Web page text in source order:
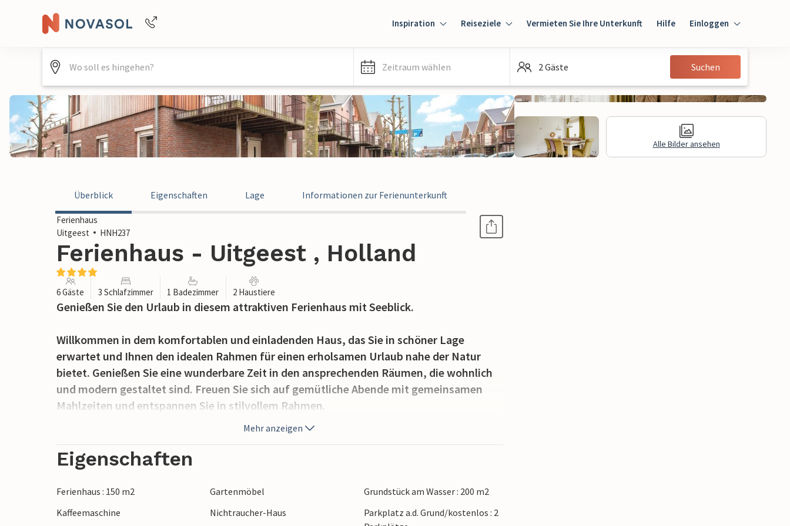
+4940688715475
Inspiration Reiseziele Vermieten Sie Ihre Unterkunft Hilfe Einloggen
Einloggen
Gast
Zeitraum wählen 2 Gäste Suchen
Alle Bilder ansehen
Überblick Eigenschaften Lage Informationen zur Ferienunterkunft
Ferienhaus
Uitgeest
HNH237
Ferienhaus - Uitgeest , Holland
6 Gäste 3 Schlafzimmer 1 Badezimmer 2 Haustiere
Genießen Sie den Urlaub in diesem attraktiven Ferienhaus mit Seeblick.
Willkommen in dem komfortablen und einladenden Haus, das Sie in schöner Lage
erwartet und Ihnen den idealen Rahmen für einen erholsamen Urlaub nahe der Natur
bietet. Genießen Sie eine wunderbare Zeit in den ansprechenden Räumen, die wohnlich
und modern gestaltet sind. Freuen Sie sich auf gemütliche Abende mit gemeinsamen
Mahlzeiten und entspannen Sie in stilvollem Rahmen.
Treten Sie auf die Terrasse, genießen Sie in vollen Zügen die Sonne und die Nähe zum
Wasser und freuen Sie sich auf laue Sommerabende mit kalten Getränken und guten
Gesprächen.
Wasser. Unternehmen Sie Spaziergänge oder Radtouren rund um den See
Mehr anzeigen
Eigenschaften
Ferienhaus : 150 m2 Gartenmöbel
Grundstück am Wasser : 200 m2
Kaffeemaschine
Nichtraucher-Haus
Parkplatz a.d. Grund/kostenlos : 2